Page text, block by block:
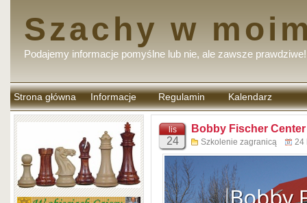
Szachy w
Podajemy informacje pomyślne lub nie, ale zawsze prawdziwe!
Strona główna Informacje Regulamin
komentarzy
Kalendarz
lis
24
Bobby Fischer Center
Szkolenie zagranicą 24